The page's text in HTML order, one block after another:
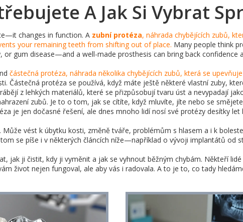
A Jak Si Vybrat
changes in function. A zubní protéza, náhrada chybějících zubů,
your remaining teeth from shifting out of place. Many people think
gum disease—and a well-made prosthesis can bring back confidence
částečná protéza, náhrada několika chybějících zubů, která se
Částečná protéza se používá, když máte ještě některé vlastní zuby,
z lehkých materiálů, které se přizpůsobují tvaru úst a nevypadají
zubů. Je to o tom, jak se cítíte, když mluvíte, jíte nebo se
je jen dočasné řešení, ale dnes mnoho lidí nosí své protézy desítky
vést k úbytku kosti, změně tváře, problémům s hlasem a i k
se píše i v některých článcích níže—například o vývoji implantátů od
jak ji čistit, kdy ji vyměnit a jak se vyhnout běžným chybám. Někteří
život nejen fungoval, ale aby vás i radovala. A to je to, co tady